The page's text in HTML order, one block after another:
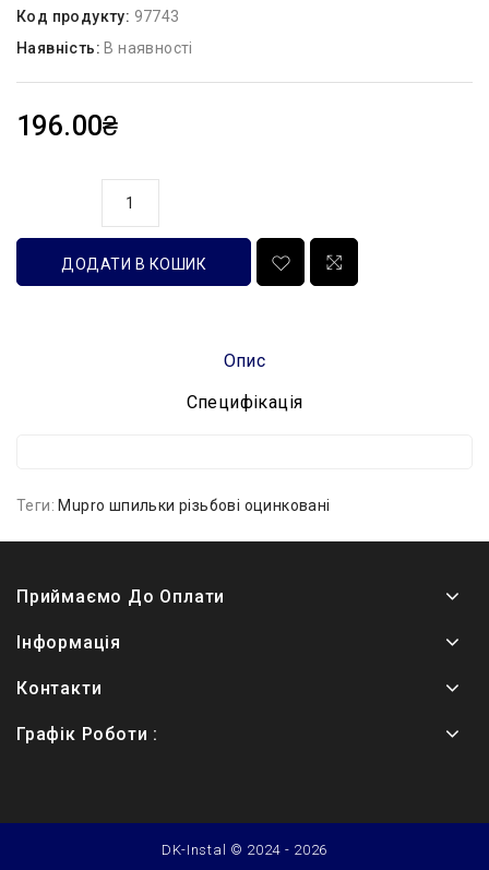
Код продукту: 97743
Наявність: В наявності
196.00₴
ДОДАТИ В КОШИК
Опис
Специфікація
Теги: Mupro шпильки різьбові оцинковані
Приймаємо До Оплати
Інформація
Контакти
Графік Роботи :
DK-Instal © 2024 - 2026